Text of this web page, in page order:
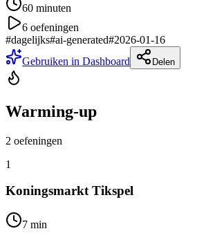
60 minuten
6 oefeningen
#dagelijks#ai-generated#2026-01-16
Gebruiken in Dashboard
Delen
Warming-up
2 oefeningen
1
Koningsmarkt Tikspel
7 min